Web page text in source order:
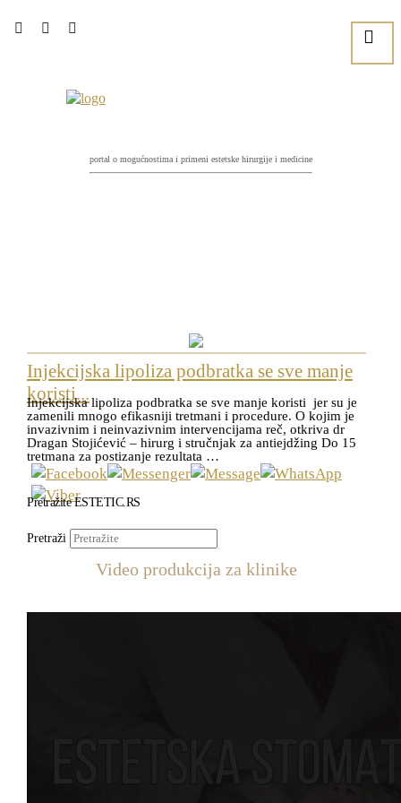
portal o mogućnostima i primeni estetske hirurgije i medicine
Injekcijska lipoliza podbratka se sve manje
koristi...
Injekcijska lipoliza podbratka se sve manje koristi jer su je
zamenili mnogo efikasniji tretmani i procedure. O kojim je
invazivnim i neinvazivnim intervencijama reč, otkriva dr
Dragan Stojićević – hirurg i stručnjak za antiejdžing Do 15
tretmana za postizanje rezultata …
Pretražite ESTETIC.RS
Pretraži
Video produkcija za klinike